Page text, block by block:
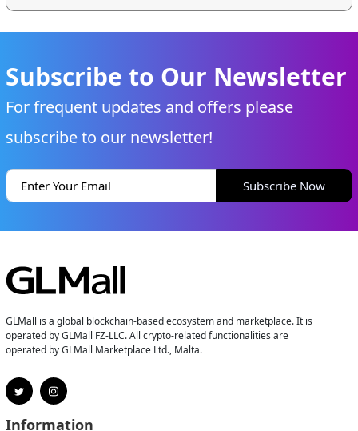
Subscribe to Our Newsletter
For frequent updates and offers please
subscribe to our newsletter!
Subscribe Now
GLMall is a global blockchain-based ecosystem and marketplace. It is
operated by GLMall FZ-LLC. All crypto-related functionalities are
operated by GLMall Marketplace Ltd., Malta.
Information